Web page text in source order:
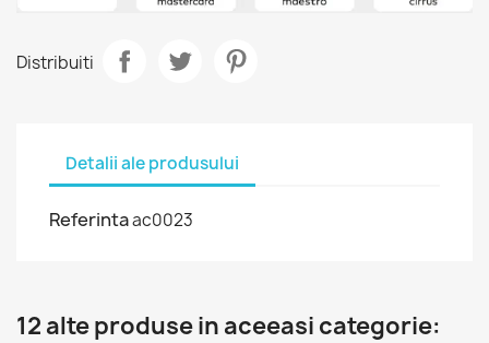
Distribuiti
Detalii ale produsului
Referintaac0023
12 alte produse in aceeasi categorie: